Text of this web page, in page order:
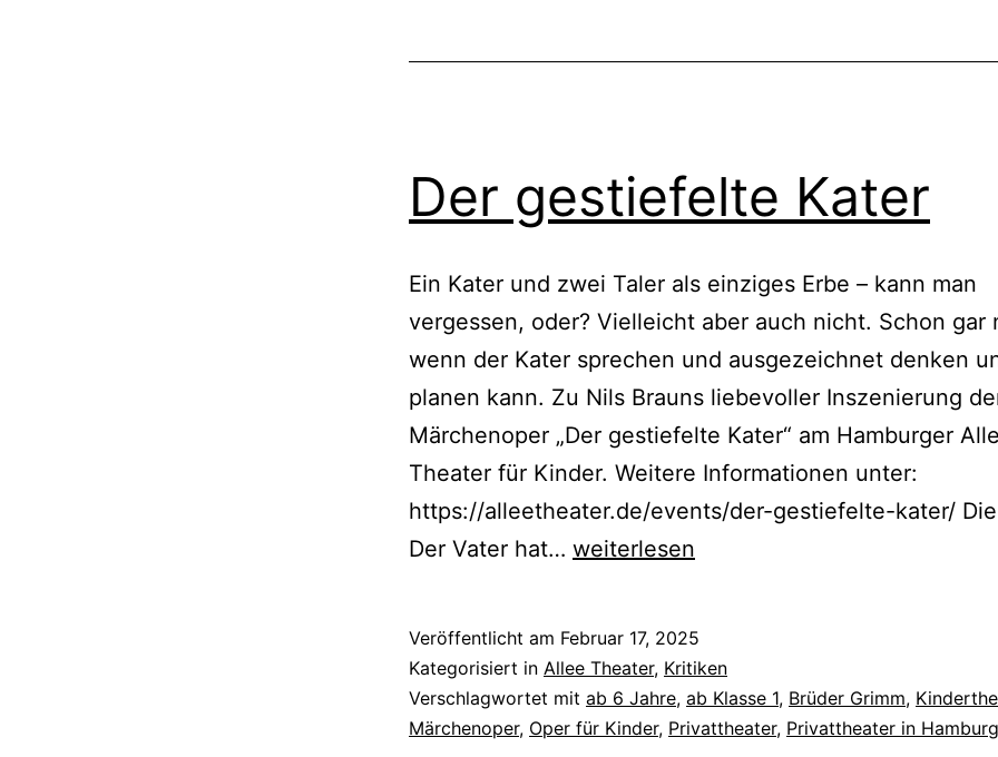
Der gestiefelte Kater
Ein Kater und zwei Taler als einziges Erbe – kann man
vergessen, oder? Vielleicht aber auch nicht. Schon gar
wenn der Kater sprechen und ausgezeichnet denken
planen kann. Zu Nils Brauns liebevoller Inszenierung
Märchenoper „Der gestiefelte Kater“ am Hamburger
Theater für Kinder. Weitere Informationen unter:
https://alleetheater.de/events/der-gestiefelte-kater/
Der Vater hat… Der
weiterlesen
Veröffentlicht am Februar 17, 2025
Kategorisiert in Allee Theater, Kritiken
Verschlagwortet mit ab 6 Jahre, ab Klasse 1, Brüder Grimm,
Märchenoper, Oper für Kinder, Privattheater, Privattheater in Hamburg